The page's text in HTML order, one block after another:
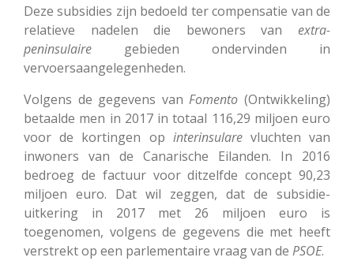
Deze subsidies zijn bedoeld ter compensatie van de
relatieve nadelen die bewoners van extra-
peninsulaire gebieden ondervinden in
vervoersaangelegenheden.
Volgens de gegevens vanFomento (Ontwikkeling)
betaalde men in 2017 in totaal 116,29 miljoen euro
voor de kortingen op interinsularevluchten van
inwoners van de Canarische Eilanden. In 2016
bedroeg de factuur voor ditzelfde concept 90,23
miljoen euro. Dat wil zeggen, dat de subsidie-
uitkering in 2017 met 26 miljoen euro is
toegenomen, volgens de gegevens die met heeft
verstrekt op een parlementaire vraag van de PSOE.